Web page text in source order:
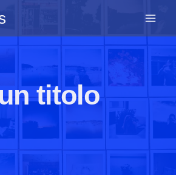
titolo